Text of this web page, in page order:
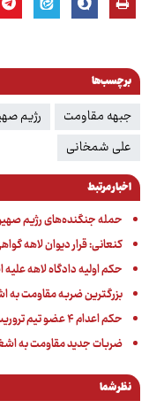
برچسب‌ها
جبهه مقاومت رژیم
علی شمخانی
اخبار مرتبط
حمله جنگنده‌های رژیم
کنعانی: قرار دیوان لاهه
حکم اولیه دادگاه لاهه
بزرگترین ضربه مقاومت به
حکم اعدام ۴ عضو تیم تروریستی موساد در ایران اجرا شد + فیلم
ضربات جدید مقاومت به
نظر شما